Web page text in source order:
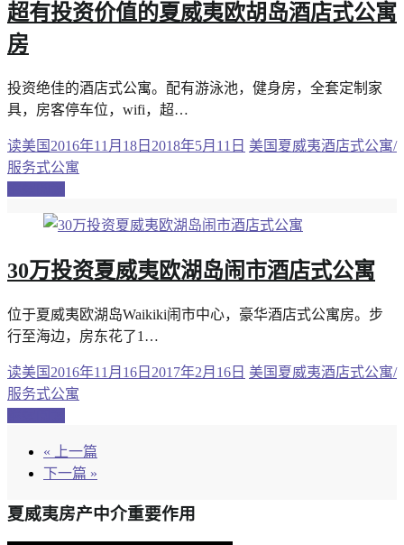
超有投资价值的夏威夷欧胡岛酒店式公寓
房
投资绝佳的酒店式公寓。配有游泳池，健身房，全套定制家
具，房客停车位，wifi，超…
读美国 2016年11月18日 2018年5月11日 美国夏威夷酒店式公寓/
服务式公寓
30万投资夏威夷欧湖岛闹市酒店式公寓
位于夏威夷欧湖岛Waikiki闹市中心，豪华酒店式公寓房。步
行至海边，房东花了1…
读美国 2016年11月16日 2017年2月16日 美国夏威夷酒店式公寓/
服务式公寓
« 上一篇
下一篇 »
夏威夷房产中介重要作用